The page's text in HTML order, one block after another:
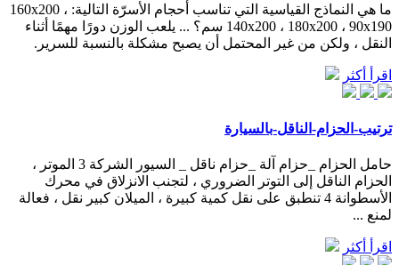
ما هي النماذج القياسية التي تناسب أحجام الأسرّة التالية: 160x200 ،
140x200 ، 180x200 ، 90x190 سم؟ ... يلعب الوزن دورًا مهمًا أثناء
النقل ، ولكن من غير المحتمل أن يصبح مشكلة بالنسبة للسرير.
اقرأ أكثر
ترتيب-الحزام-الناقل-بالسيارة
حامل الحزام _حزام آلة _حزام ناقل _ السيور الشركة 3 الموتر ،
الحزام الناقل إلى التوتر الضروري ، لتجنب الانزلاق في محرك
الأسطوانة 4 تنطبق على نقل كمية كبيرة ، الميلان كبير نقل ، فعالة
لمنع ...
اقرأ أكثر